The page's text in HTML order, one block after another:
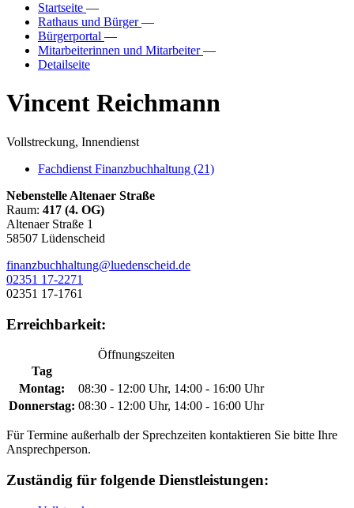
Startseite —
Rathaus und Bürger—
Bürgerportal —
Mitarbeiterinnen und Mitarbeiter—
Detailseite
Vincent Reichmann
Vollstreckung, Innendienst
Fachdienst Finanzbuchhaltung (21)
Nebenstelle Altenaer Straße
Raum: 417 (4. OG)
Altenaer Straße 1
58507 Lüdenscheid
finanzbuchhaltung@luedenscheid.de
02351 17-2271
02351 17-1761
Erreichbarkeit:
Öffnungszeiten
Tag
Montag:
08:30 - 12:00 Uhr, 14:00 - 16:00 Uhr
Donnerstag: 08:30 - 12:00 Uhr, 14:00 - 16:00 Uhr
Für Termine außerhalb der Sprechzeiten kontaktieren Sie bitte Ihre
Ansprechperson.
Zuständig für folgende Dienstleistungen: